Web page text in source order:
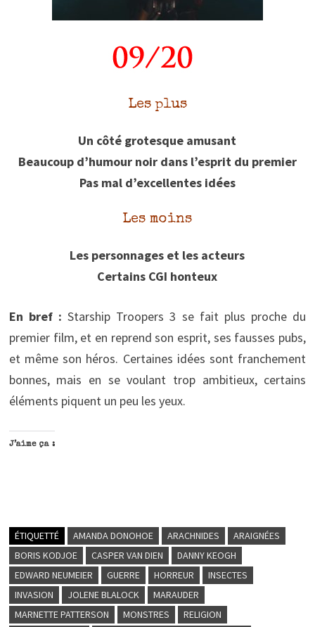
Les plus
Un côté grotesque amusant
Beaucoup d’humour noir dans l’esprit du premier
Pas mal d’excellentes idées
Les moins
Les personnages et les acteurs
Certains CGI honteux
En bref : Starship Troopers 3 se fait plus proche du
premier film, et en reprend son esprit, ses fausses pubs,
et même son héros. Certaines idées sont franchement
bonnes, mais en se voulant trop ambitieux, certains
éléments piquent un peu les yeux.
J’aime ça :
ÉTIQUETTÉ AMANDA DONOHOE ARACHNIDES
ARAIGNÉES
BORIS KODJOE
CASPER VAN DIEN
DANNY KEOGH
EDWARD NEUMEIER
GUERRE HORREUR
INSECTES
INVASION
JOLENE BLALOCK
MARAUDER
MARNETTE PATTERSON
MONSTRES
RELIGION